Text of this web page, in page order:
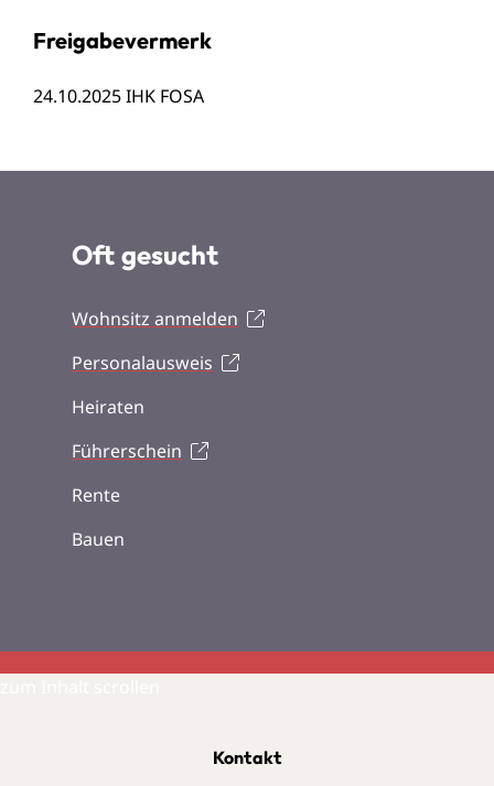
Freigabevermerk
24.10.2025 IHK FOSA
Oft gesucht
Wohnsitz anmelden
Personalausweis
Heiraten
Führerschein
Rente
Bauen
Kontakt